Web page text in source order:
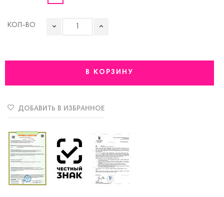
КОЛ-ВО
В КОРЗИНУ
ДОБАВИТЬ В ИЗБРАННОЕ